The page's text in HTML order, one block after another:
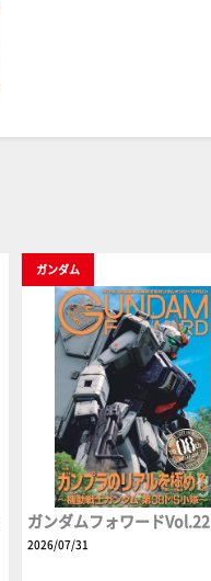
ガンダム
ガンダムフォワードVol.22
2026/07/31